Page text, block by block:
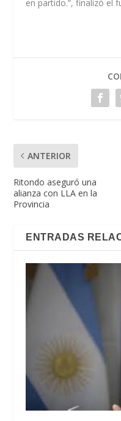
en partido.”, finalizó el
ANTERIOR
Ritondo aseguró una
alianza con LLA en la
Provincia
ENTRADAS